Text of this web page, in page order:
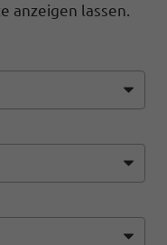
anzeigen lassen.